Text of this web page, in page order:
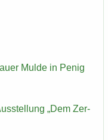
Mulde in Penig
„Dem Zer­